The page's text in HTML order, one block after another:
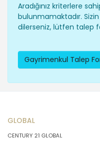
Aradığınız kriterlere
bulunmamaktadır.
dilerseniz, lütfen talep
Gayrimenkul Talep
GLOBAL
CENTURY 21 GLOBAL